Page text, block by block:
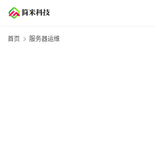
首页 服务器运维